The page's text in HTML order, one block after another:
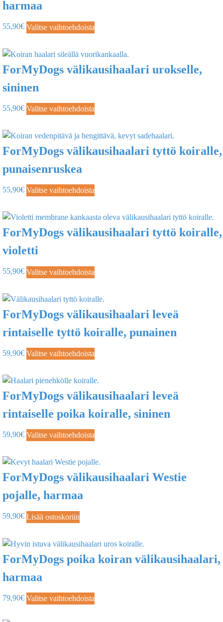
harmaa
55,90€ Valitse vaihtoehdoista
ForMyDogs välikausihaalari urokselle,
sininen
55,90€ Valitse vaihtoehdoista
ForMyDogs välikausihaalari tyttö koiralle,
punaisenruskea
55,90€ Valitse vaihtoehdoista
ForMyDogs välikausihaalari tyttö koiralle,
violetti
55,90€ Valitse vaihtoehdoista
ForMyDogs välikausihaalari leveä
rintaiselle tyttö koiralle, punainen
59,90€ Valitse vaihtoehdoista
ForMyDogs välikausihaalari leveä
rintaiselle poika koiralle, sininen
59,90€ Valitse vaihtoehdoista
ForMyDogs välikausihaalari Westie
pojalle, harmaa
59,90€ Lisää ostoskoriin
ForMyDogs poika koiran välikausihaalari,
harmaa
79,90€ Valitse vaihtoehdoista